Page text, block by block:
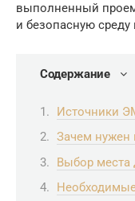
выполненный
и безопасную
Содержание
Источники
Зачем нужен
Выбор места